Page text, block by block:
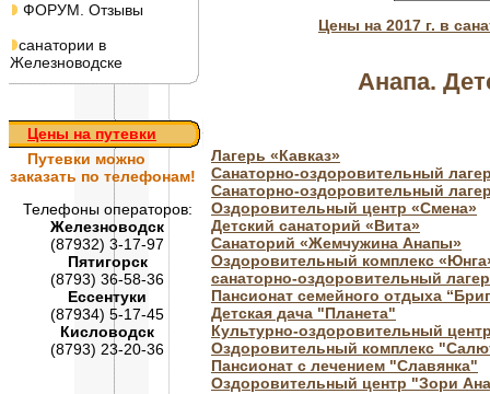
ФОРУМ. Отзывы
санатории в
Железноводске
Цены на путевки
Путевки можно
заказать по телефонам!
Телефоны операторов:
Железноводск
(87932) 3-17-97
Пятигорск
(8793) 36-58-36
Ессентуки
(87934) 5-17-45
Кисловодск
(8793) 23-20-36
Цены на 2017 г. в
Анапа.
Лагерь «Кавказ»
Санаторно-оздоровительный
Санаторно-оздоровительный
Оздоровительный центр «Смена»
Детский санаторий «Вита»
Санаторий «Жемчужина Анапы»
Оздоровительный комплекс
санаторно-оздоровительный
Пансионат семейного отдыха
Детская дача "Планета"
Культурно-оздоровительный
Оздоровительный комплекс
Пансионат с лечением "Славянка"
Оздоровительный центр "Зори